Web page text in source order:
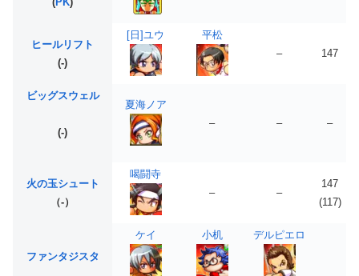
ヒールリフト
(-)
[日]ユウ
平松
–
147
ビッグスウェル
(-)
夏海ノア
–
– –
火の玉シュート
（-）
喝闘寺
–
–
147
(117)
ファンタジスタ
ケイ 小机 デルピエロ